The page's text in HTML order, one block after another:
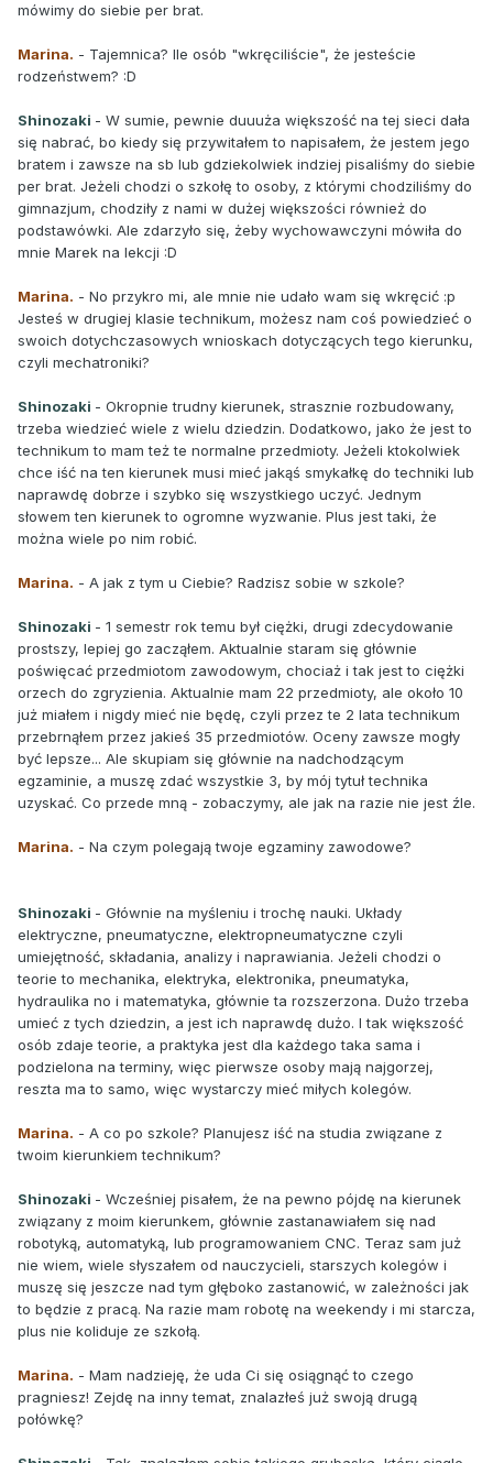
mówimy do siebie per brat.
Marina. - Tajemnica? Ile osób "wkręciliście", że jesteście
rodzeństwem? :D
Shinozaki - W sumie, pewnie duuuża większość na tej sieci dała
się nabrać, bo kiedy się przywitałem to napisałem, że jestem jego
bratem i zawsze na sb lub gdziekolwiek indziej pisaliśmy do siebie
per brat. Jeżeli chodzi o szkołę to osoby, z którymi chodziliśmy do
gimnazjum, chodziły z nami w dużej większości również do
podstawówki. Ale zdarzyło się, żeby wychowawczyni mówiła do
mnie Marek na lekcji :D
Marina. - No przykro mi, ale mnie nie udało wam się wkręcić :p
Jesteś w drugiej klasie technikum, możesz nam coś powiedzieć o
swoich dotychczasowych wnioskach dotyczących tego kierunku,
czyli mechatroniki?
Shinozaki - Okropnie trudny kierunek, strasznie rozbudowany,
trzeba wiedzieć wiele z wielu dziedzin. Dodatkowo, jako że jest to
technikum to mam też te normalne przedmioty. Jeżeli ktokolwiek
chce iść na ten kierunek musi mieć jakąś smykałkę do techniki lub
naprawdę dobrze i szybko się wszystkiego uczyć. Jednym
słowem ten kierunek to ogromne wyzwanie. Plus jest taki, że
można wiele po nim robić.
Marina. - A jak z tym u Ciebie? Radzisz sobie w szkole?
Shinozaki - 1 semestr rok temu był ciężki, drugi zdecydowanie
prostszy, lepiej go zacząłem. Aktualnie staram się głównie
poświęcać przedmiotom zawodowym, chociaż i tak jest to ciężki
orzech do zgryzienia. Aktualnie mam 22 przedmioty, ale około 10
już miałem i nigdy mieć nie będę, czyli przez te 2 lata technikum
przebrnąłem przez jakieś 35 przedmiotów. Oceny zawsze mogły
być lepsze... Ale skupiam się głównie na nadchodzącym
egzaminie, a muszę zdać wszystkie 3, by mój tytuł technika
uzyskać. Co przede mną - zobaczymy, ale jak na razie nie jest źle.
Marina. - Na czym polegają twoje egzaminy zawodowe?
Shinozaki - Głównie na myśleniu i trochę nauki. Układy
elektryczne, pneumatyczne, elektropneumatyczne czyli
umiejętność, składania, analizy i naprawiania. Jeżeli chodzi o
teorie to mechanika, elektryka, elektronika, pneumatyka,
hydraulika no i matematyka, głównie ta rozszerzona. Dużo trzeba
umieć z tych dziedzin, a jest ich naprawdę dużo. I tak większość
osób zdaje teorie, a praktyka jest dla każdego taka sama i
podzielona na terminy, więc pierwsze osoby mają najgorzej,
reszta ma to samo, więc wystarczy mieć miłych kolegów.
Marina. - A co po szkole? Planujesz iść na studia związane z
twoim kierunkiem technikum?
Shinozaki - Wcześniej pisałem, że na pewno pójdę na kierunek
związany z moim kierunkem, głównie zastanawiałem się nad
robotyką, automatyką, lub programowaniem CNC. Teraz sam już
nie wiem, wiele słyszałem od nauczycieli, starszych kolegów i
muszę się jeszcze nad tym głęboko zastanowić, w zależności jak
to będzie z pracą. Na razie mam robotę na weekendy i mi starcza,
plus nie koliduje ze szkołą.
Marina. - Mam nadzieję, że uda Ci się osiągnąć to czego
pragniesz! Zejdę na inny temat, znalazłeś już swoją drugą
połówkę?